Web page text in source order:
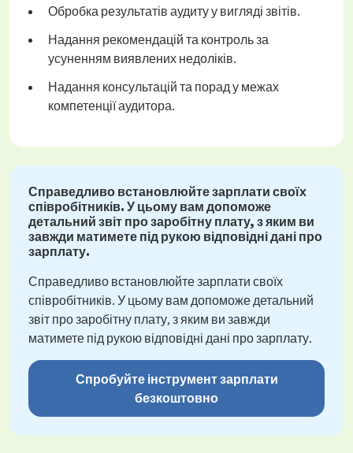
Обробка результатів аудиту у вигляді звітів.
Надання рекомендацій та контроль за
усуненням виявлених недоліків.
Надання консультацій та порад у межах
компетенції аудитора.
Справедливо встановлюйте зарплати своїх
співробітників. У цьому вам допоможе
детальний звіт про заробітну плату, з яким ви
завжди матимете під рукою відповідні дані про
зарплату.
Справедливо встановлюйте зарплати своїх
співробітників. У цьому вам допоможе детальний
звіт про заробітну плату, з яким ви завжди
матимете під рукою відповідні дані про зарплату.
Спробуйте інструмент зарплати
безкоштовно